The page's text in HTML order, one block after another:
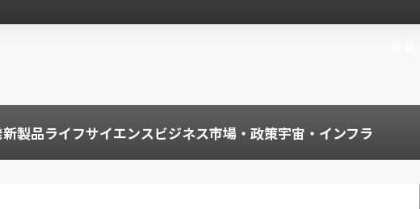
新製品ライフサイエンスビジネス市場・政策宇宙・インフラ